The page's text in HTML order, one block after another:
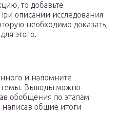
то добавьте
описании исследования
необходимо доказать,
этого.
и напомните
темы. Выводы можно
обобщения по этапам
общие итоги